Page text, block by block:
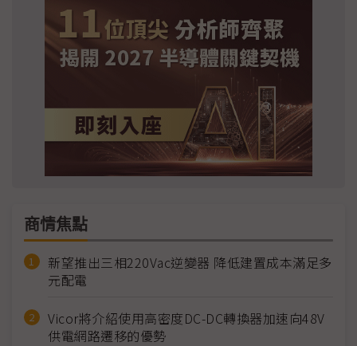
商情焦點
新望推出三相220Vac逆變器 降低建置成本滿足多
元配電
Vicor將介紹使用高密度DC-DC轉換器加速向48V
供電網路遷移的優勢